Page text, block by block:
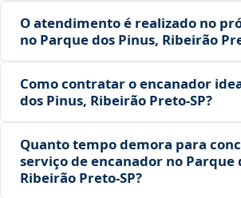
O atendimento é realizado no
no Parque dos Pinus, Ribeirão
Como contratar o encanador
dos Pinus, Ribeirão Preto‑SP?
Quanto tempo demora para
serviço de encanador no Parque
Ribeirão Preto‑SP?